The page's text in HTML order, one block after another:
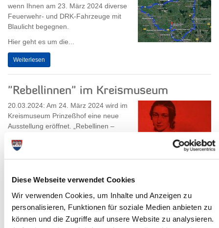
Diese Webseite verwendet Cookies
Wir verwenden Cookies, um Inhalte und Anzeigen zu
personalisieren, Funktionen für soziale Medien anbieten zu
können und die Zugriffe auf unsere Website zu analysieren.
wenn Ihnen am 23. März 2024 diverse
Feuerwehr- und DRK-Fahrzeuge mit
Blaulicht begegnen.
Hier geht es um die...
Weiterlesen
"Rebellinnen" im Kreismuseum
20.03.2024: Am 24. März 2024 wird im
Kreismuseum Prinzeßhof eine neue
Ausstellung eröffnet. „Rebellinen –
das...